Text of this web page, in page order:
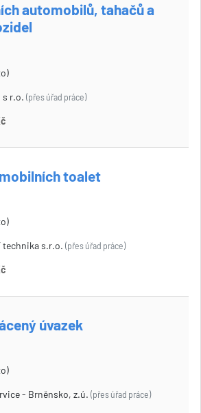
automobilů, tahačů a
s r.o. (přes úřad práce)
toalet
technika s.r.o. (přes úřad práce)
úvazek
- Brněnsko, z.ú. (přes úřad práce)